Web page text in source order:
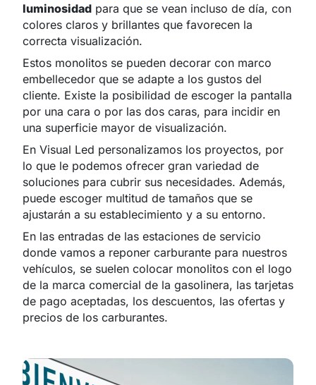
luminosidad para que se vean incluso de día, con
colores claros y brillantes que favorecen la
correcta visualización.
Estos monolitos se pueden decorar con marco
embellecedor que se adapte a los gustos del
cliente. Existe la posibilidad de escoger la pantalla
por una cara o por las dos caras, para incidir en
una superficie mayor de visualización.
En Visual Led personalizamos los proyectos, por
lo que le podemos ofrecer gran variedad de
soluciones para cubrir sus necesidades. Además,
puede escoger multitud de tamaños que se
ajustarán a su establecimiento y a su entorno.
En las entradas de las estaciones de servicio
donde vamos a reponer carburante para nuestros
vehículos, se suelen colocar monolitos con el logo
de la marca comercial de la gasolinera, las tarjetas
de pago aceptadas, los descuentos, las ofertas y
precios de los carburantes.